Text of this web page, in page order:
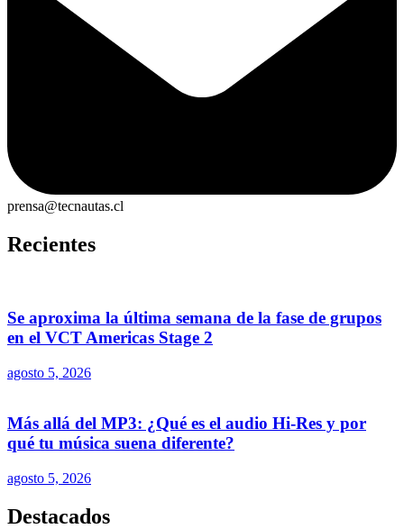
prensa@tecnautas.cl
Recientes
Se aproxima la última semana de la fase de grupos
en el VCT Americas Stage 2
agosto 5, 2026
Más allá del MP3: ¿Qué es el audio Hi-Res y por
qué tu música suena diferente?
agosto 5, 2026
Destacados